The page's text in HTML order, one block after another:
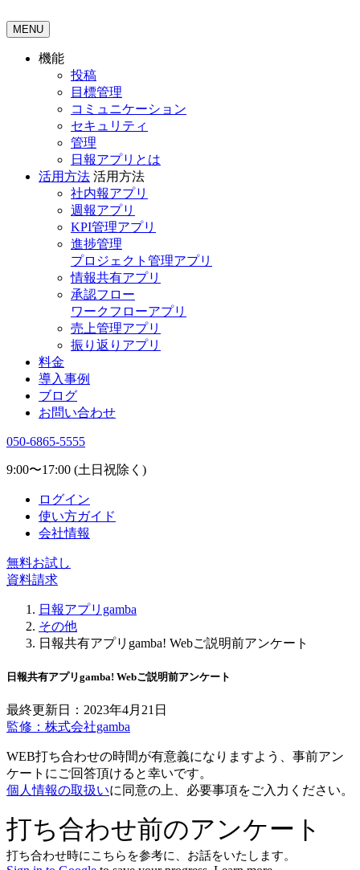
MENU
機能
投稿
目標管理
コミュニケーション
セキュリティ
管理
日報アプリとは
活用方法 活用方法
社内報アプリ
週報アプリ
KPI管理アプリ
進捗管理
プロジェクト管理アプリ
情報共有アプリ
承認フロー
ワークフローアプリ
売上管理アプリ
振り返りアプリ
料金
導入事例
ブログ
お問い合わせ
050-6865-5555
9:00〜17:00 (土日祝除く)
ログイン
使い方ガイド
会社情報
無料お試し
資料請求
日報アプリgamba
その他
日報共有アプリgamba! Webご説明前アンケート
日報共有アプリgamba! Webご説明前アンケート
最終更新日：2023年4月21日
監修：株式会社gamba
WEB打ち合わせの時間が有意義になりますよう、事前アン
ケートにご回答頂けると幸いです。
個人情報の取扱いに同意の上、必要事項をご入力ください。